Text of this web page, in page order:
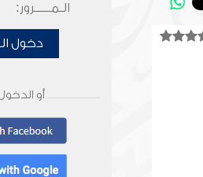
الـمـــــرور:
دخول
أو